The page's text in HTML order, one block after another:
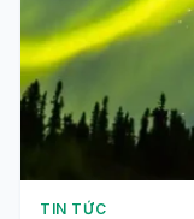
TIN TỨC